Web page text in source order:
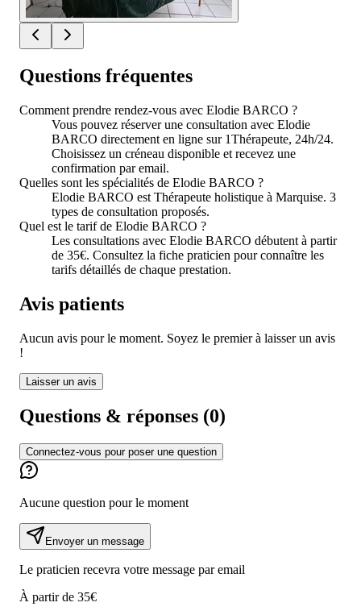
Questions fréquentes
Comment prendre rendez-vous avec Elodie BARCO ?
Vous pouvez réserver une consultation avec Elodie
BARCO directement en ligne sur 1Thérapeute, 24h/24.
Choisissez un créneau disponible et recevez une
confirmation par email.
Quelles sont les spécialités de Elodie BARCO ?
Elodie BARCO est Thérapeute holistique à Marquise. 3
types de consultation proposés.
Quel est le tarif de Elodie BARCO ?
Les consultations avec Elodie BARCO débutent à partir
de 35€. Consultez la fiche praticien pour connaître les
tarifs détaillés de chaque prestation.
Avis patients
Aucun avis pour le moment. Soyez le premier à laisser un avis
!
Laisser un avis
Questions & réponses (0)
Connectez-vous pour poser une question
Aucune question pour le moment
Envoyer un message
Le praticien recevra votre message par email
À partir de 35€